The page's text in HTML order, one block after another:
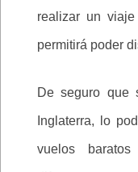
realizar un
permitirá poder
De seguro que
Inglaterra, lo
vuelos